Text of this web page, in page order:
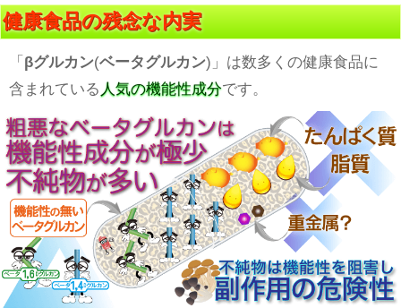
健康食品の残念な内実
「 βグルカン(ベータグルカン)」は数多くの健康食品に
含まれている 人気の機能性成分です。